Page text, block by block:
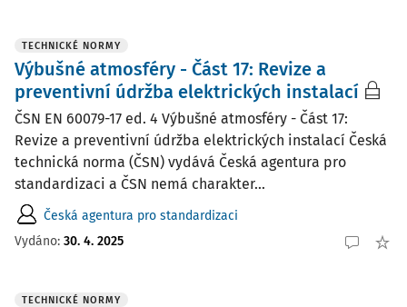
TECHNICKÉ NORMY
Výbušné atmosféry - Část 17: Revize a
preventivní údržba elektrických instalací
ČSN EN 60079-17 ed. 4 Výbušné atmosféry - Část 17:
Revize a preventivní údržba elektrických instalací Česká
technická norma (ČSN) vydává Česká agentura pro
standardizaci a ČSN nemá charakter...
Česká agentura pro standardizaci
Vydáno: 30. 4. 2025
TECHNICKÉ NORMY